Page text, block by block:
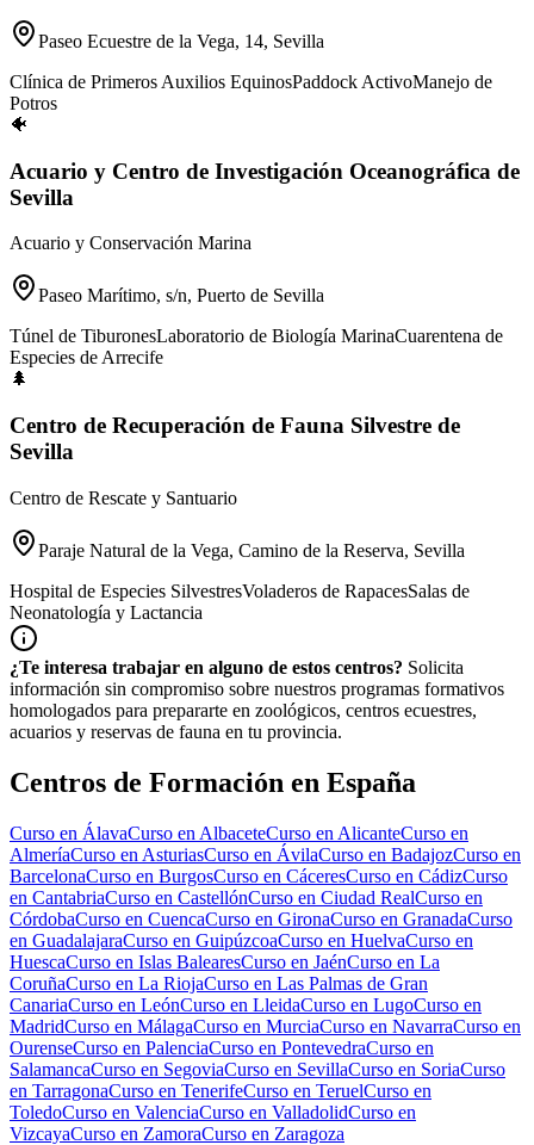
Paseo Ecuestre de la Vega, 14, Sevilla
Clínica de Primeros Auxilios EquinosPaddock ActivoManejo de
Potros
🐠
Acuario y Centro de Investigación Oceanográfica de
Sevilla
Acuario y Conservación Marina
Paseo Marítimo, s/n, Puerto de Sevilla
Túnel de TiburonesLaboratorio de Biología MarinaCuarentena de
Especies de Arrecife
🌲
Centro de Recuperación de Fauna Silvestre de
Sevilla
Centro de Rescate y Santuario
Paraje Natural de la Vega, Camino de la Reserva, Sevilla
Hospital de Especies SilvestresVoladeros de RapacesSalas de
Neonatología y Lactancia
¿Te interesa trabajar en alguno de estos centros? Solicita
información sin compromiso sobre nuestros programas formativos
homologados para prepararte en zoológicos, centros ecuestres,
acuarios y reservas de fauna en tu provincia.
Centros de Formación en España
Curso en ÁlavaCurso en AlbaceteCurso en AlicanteCurso en
AlmeríaCurso en AsturiasCurso en ÁvilaCurso en BadajozCurso en
BarcelonaCurso en BurgosCurso en CáceresCurso en CádizCurso
en CantabriaCurso en CastellónCurso en Ciudad RealCurso en
CórdobaCurso en CuencaCurso en GironaCurso en GranadaCurso
en GuadalajaraCurso en GuipúzcoaCurso en HuelvaCurso en
HuescaCurso en Islas BalearesCurso en JaénCurso en La
CoruñaCurso en La RiojaCurso en Las Palmas de Gran
CanariaCurso en LeónCurso en LleidaCurso en LugoCurso en
MadridCurso en MálagaCurso en MurciaCurso en NavarraCurso en
OurenseCurso en PalenciaCurso en PontevedraCurso en
SalamancaCurso en SegoviaCurso en SevillaCurso en SoriaCurso
en TarragonaCurso en TenerifeCurso en TeruelCurso en
ToledoCurso en ValenciaCurso en ValladolidCurso en
VizcayaCurso en ZamoraCurso en Zaragoza